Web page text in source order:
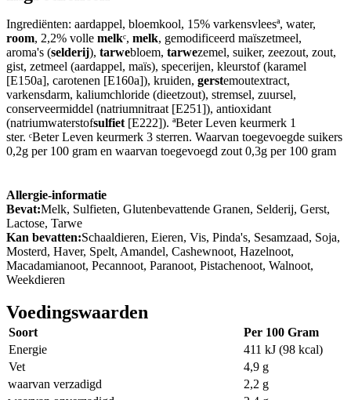
Ingrediënten: aardappel, bloemkool, 15% varkensvleesª, water,
room, 2,2% volle melkᶜ, melk, gemodificeerd maïszetmeel,
aroma's (selderij), tarwebloem, tarwezemel, suiker, zeezout, zout,
gist, zetmeel (aardappel, maïs), specerijen, kleurstof (karamel
[E150a], carotenen [E160a]), kruiden, gerstemoutextract,
varkensdarm, kaliumchloride (dieetzout), stremsel, zuursel,
conserveermiddel (natriumnitraat [E251]), antioxidant
(natriumwaterstofsulfiet [E222]). ªBeter Leven keurmerk 1
ster. ᶜBeter Leven keurmerk 3 sterren. Waarvan toegevoegde suikers
0,2g per 100 gram en waarvan toegevoegd zout 0,3g per 100 gram
Allergie-informatie
Bevat:Melk, Sulfieten, Glutenbevattende Granen, Selderij, Gerst,
Lactose, Tarwe
Kan bevatten:Schaaldieren, Eieren, Vis, Pinda's, Sesamzaad, Soja,
Mosterd, Haver, Spelt, Amandel, Cashewnoot, Hazelnoot,
Macadamianoot, Pecannoot, Paranoot, Pistachenoot, Walnoot,
Weekdieren
Voedingswaarden
Soort
Per 100 Gram
Energie
411 kJ (98 kcal)
Vet
4,9 g
waarvan verzadigd
2,2 g